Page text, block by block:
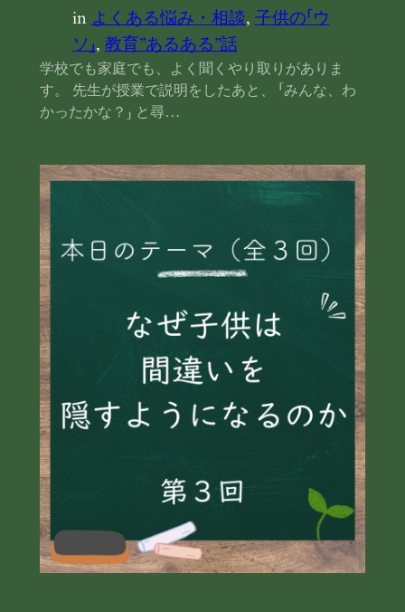
inよくある悩み・相談, 子供の「ウ
ソ」, 教育”あるある”話
学校でも家庭でも、よく聞くやり取りがありま
す。 先生が授業で説明をしたあと、 「みんな、わ
かったかな？」 と尋…